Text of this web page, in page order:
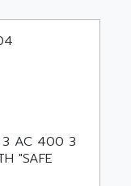
3 AC 400 3
"SAFE